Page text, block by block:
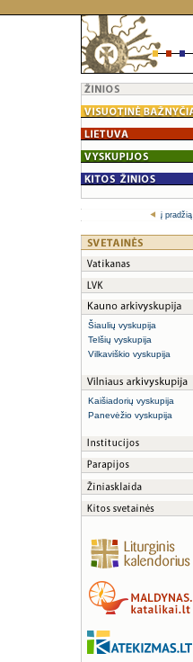
į pradžią
Šiaulių vyskupija
Telšių vyskupija
Vilkaviškio vyskupija
Kaišiadorių vyskupija
Panevėžio vyskupija